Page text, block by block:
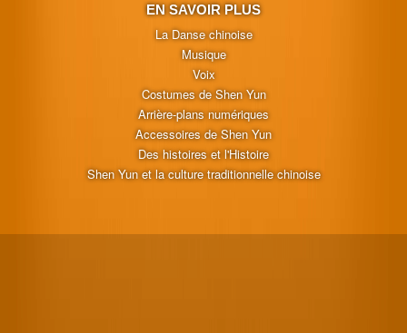
EN SAVOIR PLUS
La Danse chinoise
Musique
Voix
Costumes de Shen Yun
Arrière-plans numériques
Accessoires de Shen Yun
Des histoires et l'Histoire
Shen Yun et la culture traditionnelle chinoise